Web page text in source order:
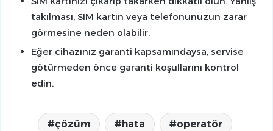
takılması, SIM kartın veya telefonunuzun zarar
görmesine neden olabilir.
Eğer cihazınız garanti kapsamındaysa, servise
götürmeden önce garanti koşullarını kontrol
edin.
çözüm hata operatör